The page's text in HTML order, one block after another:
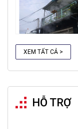
XEM TẤT CẢ >
HỖ TRỢ